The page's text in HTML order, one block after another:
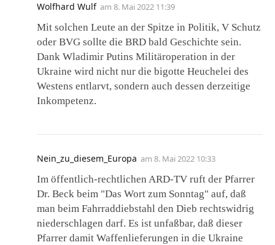
Wolfhard Wulf am 8. Mai 2022 11:39
Mit solchen Leute an der Spitze in Politik, V Schutz
oder BVG sollte die BRD bald Geschichte sein.
Dank Wladimir Putins Militäroperation in der
Ukraine wird nicht nur die bigotte Heuchelei des
Westens entlarvt, sondern auch dessen derzeitige
Inkompetenz.
Nein_zu_diesem_Europa am 8. Mai 2022 10:33
Im öffentlich-rechtlichen ARD-TV ruft der Pfarrer
Dr. Beck beim "Das Wort zum Sonntag" auf, daß
man beim Fahrraddiebstahl den Dieb rechtswidrig
niederschlagen darf. Es ist unfaßbar, daß dieser
Pfarrer damit Waffenlieferungen in die Ukraine